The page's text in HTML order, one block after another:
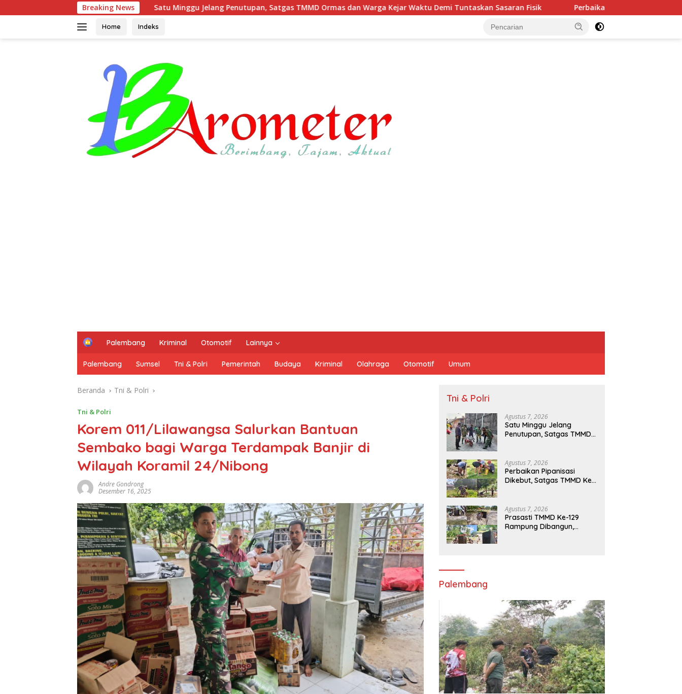
ke
Breaking News
Satu Minggu Jelang Penutupan, Satgas TMMD Ormas dan Warga Kejar Waktu Demi Tuntaskan Sasaran Fisik Perbaikan Pipanisasi Dikebut, Satgas TMMD Ke-129
Home Indeks
H
m
e
Palembang Kriminal Otomotif Lainnya
Palembang Sumsel Tni & Polri Pemerintah Budaya Kriminal Olahraga Otomotif Umum
Beranda Tni & Polri
Tni & Polri
Korem 011/Lilawangsa Salurkan Bantuan
Sembako bagi Warga Terdampak Banjir di
Wilayah Koramil 24/Nibong
Andre Gondrong
Desember 16, 2025
Tni & Polri
Agustus 7, 2026
Satu Minggu Jelang
Penutupan, Satgas TMMD
Sasaran Fisik
Agustus 7, 2026
Perbaikan Pipanisasi
Dikebut, Satgas TMMD Ke-
Segera Dinikmati Warga
Kampung Sesor
Agustus 7, 2026
Prasasti TMMD Ke-129
Rampung Dibangun,
Palembang